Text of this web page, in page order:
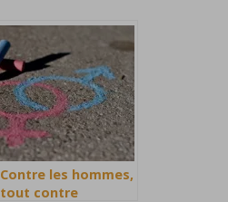
Contre les hommes,
tout contre